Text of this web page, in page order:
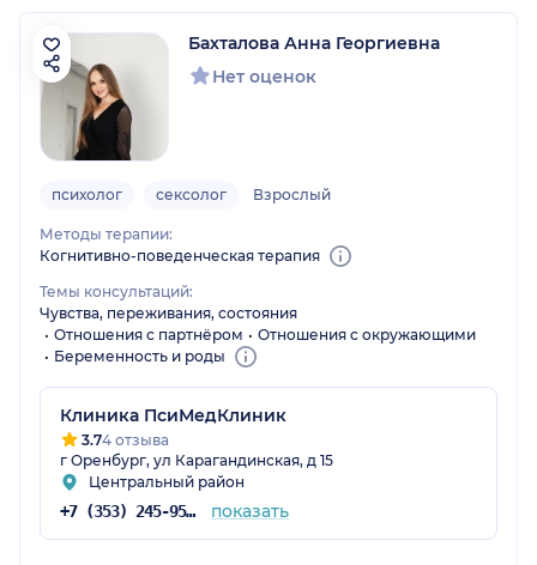
Бахталова Анна Георгиевна
Нет оценок
психолог сексолог Взрослый
Методы терапии:
Когнитивно-поведенческая терапия
Темы консультаций:
Чувства, переживания, состояния
Отношения с партнёром
Отношения с окружающими
Беременность и роды
Клиника ПсиМедКлиник
3.74 отзыва
г Оренбург, ул Карагандинская, д 15
Центральный район
+7 (353) 245-95-03 показать